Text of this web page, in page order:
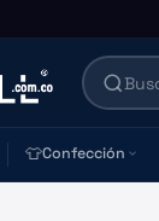
👕Confección